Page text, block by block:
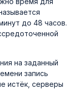
до 48 часов.
на заданный
запись
истёк, серверы